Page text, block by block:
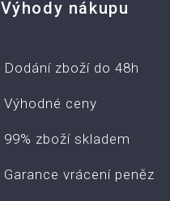
Výhody nákupu
Dodání zboží do 48h
Výhodné ceny
99% zboží skladem
Garance vrácení peněz